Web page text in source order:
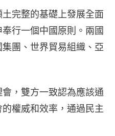
完整的基礎上發展全面
行一個中國原則。兩國
團、世界貿易組織、亞
，雙方一致認為應該通
權威和效率，通過民主